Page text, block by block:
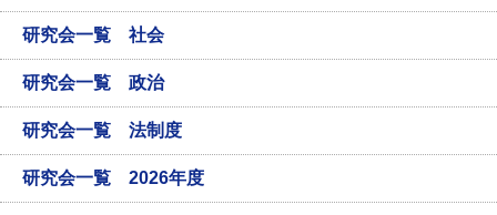
研究会一覧 社会
研究会一覧 政治
研究会一覧 法制度
研究会一覧 2026年度